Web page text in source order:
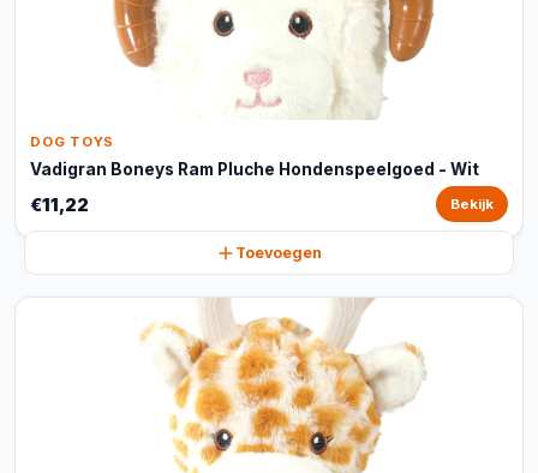
DOG TOYS
Vadigran Boneys Ram Pluche Hondenspeelgoed - Wit
€11,22 Bekijk
Toevoegen